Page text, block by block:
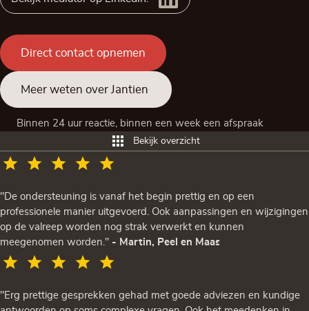
Direct contact opnemen
Meer weten over Jantien
Binnen 24 uur reactie, binnen een week een afspraak
Bekijk overzicht
"De ondersteuning is vanaf het begin prettig en op een
professionele manier uitgevoerd. Ook aanpassingen en wijzigingen
op de valreep worden nog strak verwerkt en kunnen
meegenomen worden." - Martin, Peel en Maas
"Erg prettige gesprekken gehad met goede adviezen en kundige